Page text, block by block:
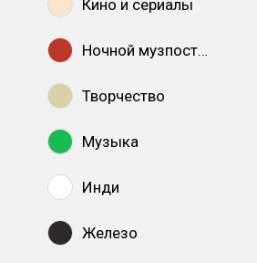
Кино и сериалы
Ночной музпостинг
Творчество
Музыка
Инди
Железо